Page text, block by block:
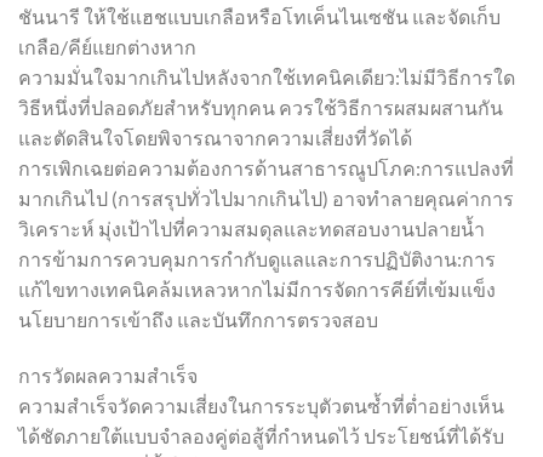
ชันนารี ให้ใช้แฮชแบบเกลือหรือโทเค็นไนเซชัน และจัดเก็บ
เกลือ/คีย์แยกต่างหาก
ความมั่นใจมากเกินไปหลังจากใช้เทคนิคเดียว:ไม่มีวิธีการใด
วิธีหนึ่งที่ปลอดภัยสำหรับทุกคน ควรใช้วิธีการผสมผสานกัน
และตัดสินใจโดยพิจารณาจากความเสี่ยงที่วัดได้
การเพิกเฉยต่อความต้องการด้านสาธารณูปโภค:การแปลงที่
มากเกินไป (การสรุปทั่วไปมากเกินไป) อาจทำลายคุณค่าการ
วิเคราะห์ มุ่งเป้าไปที่ความสมดุลและทดสอบงานปลายน้ำ
การข้ามการควบคุมการกำกับดูแลและการปฏิบัติงาน:การ
แก้ไขทางเทคนิคล้มเหลวหากไม่มีการจัดการคีย์ที่เข้มแข็ง
นโยบายการเข้าถึง และบันทึกการตรวจสอบ
การวัดผลความสำเร็จ
ความสำเร็จวัดความเสี่ยงในการระบุตัวตนซ้ำที่ต่ำอย่างเห็น
ได้ชัดภายใต้แบบจำลองคู่ต่อสู้ที่กำหนดไว้ ประโยชน์ที่ได้รับ